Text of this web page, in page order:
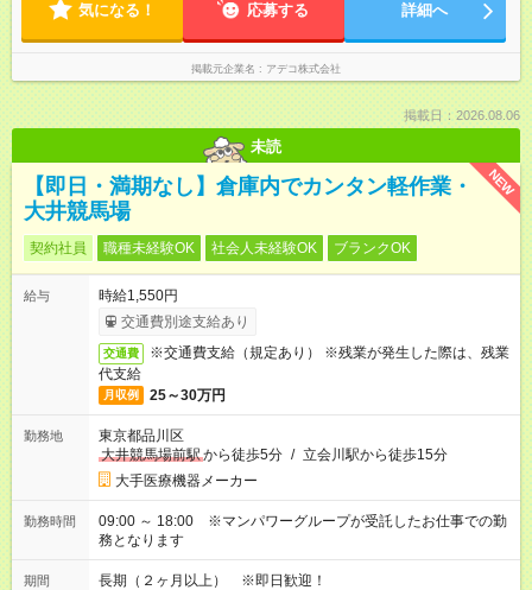
気になる！ 応募する 詳細へ
掲載元企業名 アデコ株式会社
掲載日：2026.08.06
未読
NEW
【即日・満期なし】倉庫内でカンタン軽作業・
大井競馬場
契約社員 職種未経験OK 社会人未経験OK ブランクOK
給与
時給1,550円
交通費別途支給あり
交通費
※交通費支給（規定あり） ※残業が発生した際は、残業
代支給
月収例 25～30万円
勤務地
東京都品川区
大井競馬場前駅から徒歩5分 / 立会川駅から徒歩15分
大手医療機器メーカー
勤務時間
09:00 ～ 18:00 ※マンパワーグループが受託したお仕事での勤
務となります
期間 長期（２ヶ月以上） ※即日歓迎！